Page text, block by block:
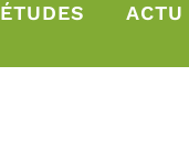
ÉTUDES ACTU